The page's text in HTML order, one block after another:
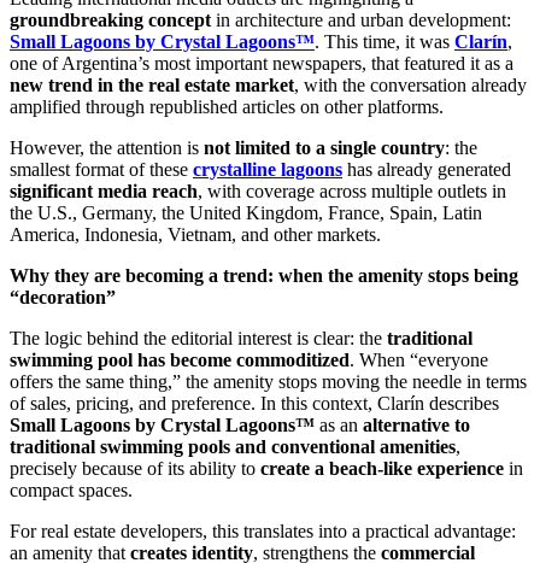
groundbreaking concept in architecture and urban development:
Small Lagoons by Crystal Lagoons™. This time, it was Clarín,
one of Argentina’s most important newspapers, that featured it as a
new trend in the real estate market, with the conversation already
amplified through republished articles on other platforms.
However, the attention is not limited to a single country: the
smallest format of these crystalline lagoons has already generated
significant media reach, with coverage across multiple outlets in
the U.S., Germany, the United Kingdom, France, Spain, Latin
America, Indonesia, Vietnam, and other markets.
Why they are becoming a trend: when the amenity stops being
“decoration”
The logic behind the editorial interest is clear: the traditional
swimming pool has become commoditized. When “everyone
offers the same thing,” the amenity stops moving the needle in terms
of sales, pricing, and preference. In this context, Clarín describes
Small Lagoons by Crystal Lagoons™ as an alternative to
traditional swimming pools and conventional amenities,
precisely because of its ability to create a beach-like experience in
compact spaces.
For real estate developers, this translates into a practical advantage:
an amenity that creates identity, strengthens the commercial